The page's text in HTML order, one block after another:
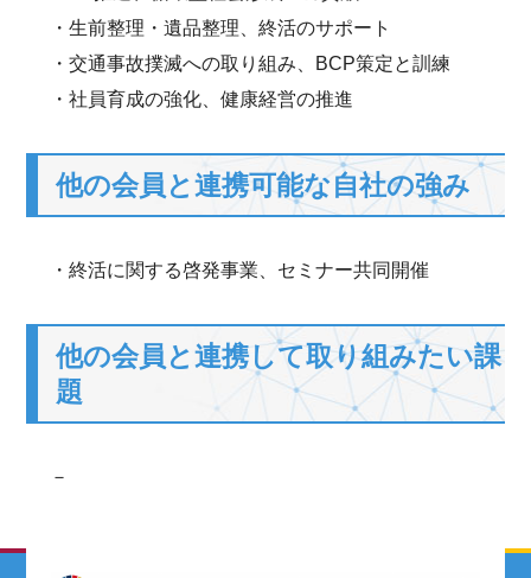
・生前整理・遺品整理、終活のサポート
・交通事故撲滅への取り組み、BCP策定と訓練
・社員育成の強化、健康経営の推進
他の会員と連携可能な自社の強み
・終活に関する啓発事業、セミナー共同開催
他の会員と連携して取り組みたい課
題
－